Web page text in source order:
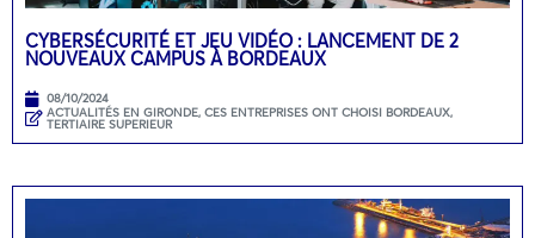
CYBERSÉCURITÉ ET JEU VIDÉO : LANCEMENT DE 2
NOUVEAUX CAMPUS À BORDEAUX
08/10/2024
ACTUALITÉS EN GIRONDE, CES ENTREPRISES ONT CHOISI BORDEAUX,
TERTIAIRE SUPERIEUR